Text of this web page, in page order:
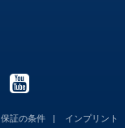
保証の条件 インプリント